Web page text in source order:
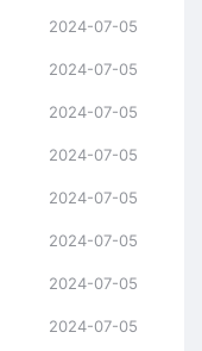
2024-07-05
2024-07-05
2024-07-05
2024-07-05
2024-07-05
2024-07-05
2024-07-05
2024-07-05